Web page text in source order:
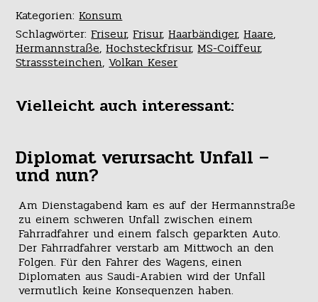
Kategorien:Konsum
Schlagwörter:Friseur,Frisur,Haarbändiger,Haare,
Hermannstraße,Hochsteckfrisur,MS-Coiffeur,
Strasssteinchen,Volkan Keser
Vielleicht auch interessant:
Diplomat verursacht Unfall –
und nun?
Am Dienstagabend kam es auf der Hermannstraße
zu einem schweren Unfall zwischen einem
Fahrradfahrer und einem falsch geparkten Auto.
Der Fahrradfahrer verstarb am Mittwoch an den
Folgen. Für den Fahrer des Wagens, einen
Diplomaten aus Saudi-Arabien wird der Unfall
vermutlich keine Konsequenzen haben.